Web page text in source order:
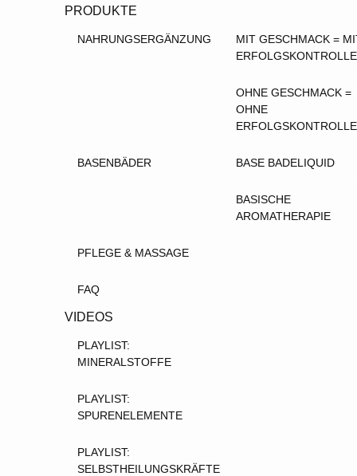
PRODUKTE
NAHRUNGSERGÄNZUNG
MIT GESCHMACK =
ERFOLGSKONTROLLE
OHNE GESCHMACK =
OHNE
ERFOLGSKONTROLLE
BASENBÄDER BASE BADELIQUID
BASISCHE
AROMATHERAPIE
PFLEGE & MASSAGE
FAQ
VIDEOS
PLAYLIST:
MINERALSTOFFE
PLAYLIST:
SPURENELEMENTE
PLAYLIST:
SELBSTHEILUNGSKRÄFTE